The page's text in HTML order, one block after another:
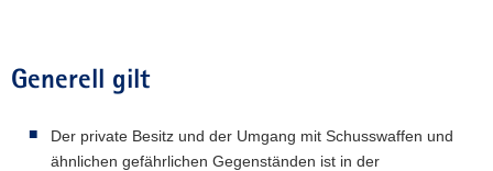
d
e
a
n
Generell gilt
Der private Besitz und der Umgang mit Schusswaffen und
ähnlichen gefährlichen Gegenständen ist in der